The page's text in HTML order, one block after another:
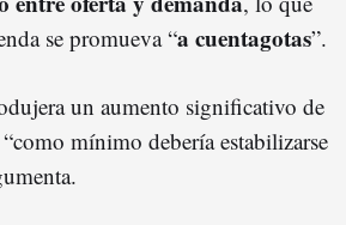
se promueva “a cuentagotas”.
un aumento significativo de
mínimo debería estabilizarse